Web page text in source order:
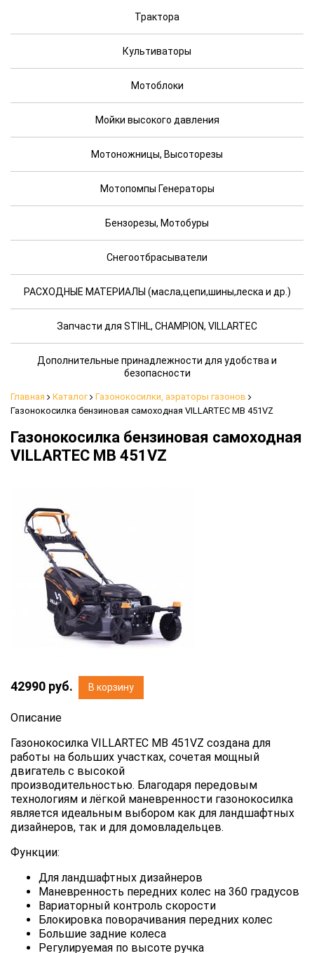
Трактора
Культиваторы
Мотоблоки
Мойки высокого давления
Мотоножницы, Высоторезы
Мотопомпы Генераторы
Бензорезы, Мотобуры
Снегоотбрасыватели
РАСХОДНЫЕ МАТЕРИАЛЫ (масла,цепи,шины,леска и др.)
Запчасти для STIHL, CHAMPION, VILLARTEC
Дополнительные принадлежности для удобства и
безопасности
Главная Каталог
Газонокосилки, аэраторы газонов
Газонокосилка бензиновая самоходная VILLARTEC MB 451VZ
Газонокосилка бензиновая самоходная
VILLARTEC MB 451VZ
42990 руб. В корзину
Описание
Газонокосилка VILLARTEC MB 451VZ создана для
работы на больших участках, сочетая мощный
двигатель с высокой
производительностью. Благодаря передовым
технологиям и лёгкой маневренности газонокосилка
является идеальным выбором как для ландшафтных
дизайнеров, так и для домовладельцев.
Функции:
Для ландшафтных дизайнеров
Маневренность передних колес на 360 градусов
Вариаторный контроль скорости
Блокировка поворачивания передних колес
Большие задние колеса
Регулируемая по высоте ручка